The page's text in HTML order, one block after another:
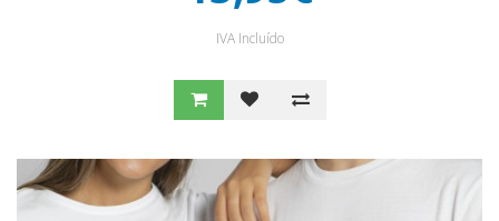
IVA Incluído